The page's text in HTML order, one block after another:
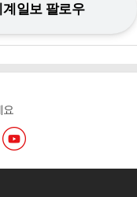
계일보 팔로우
요